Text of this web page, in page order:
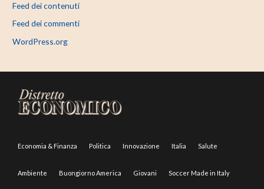
Feed dei contenuti
Feed dei commenti
WordPress.org
Economia & Finanza Politica Innovazione Italia Salute
Ambiente Buongiorno America Giovani Soccer Made in Italy